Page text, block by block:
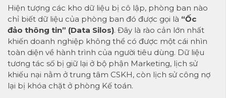
Hiện tượng các kho dữ liệu bị cô lập, phòng ban nào
chỉ biết dữ liệu của phòng ban đó được gọi là “Ốc
đảo thông tin” (Data Silos). Đây là rào cản lớn nhất
khiến doanh nghiệp không thể có được một cái nhìn
toàn diện về hành trình của người tiêu dùng. Dữ liệu
tương tác số bị giữ lại ở bộ phận Marketing, lịch sử
khiếu nại nằm ở trung tâm CSKH, còn lịch sử công nợ
lại bị khóa chặt ở phòng Kế toán.